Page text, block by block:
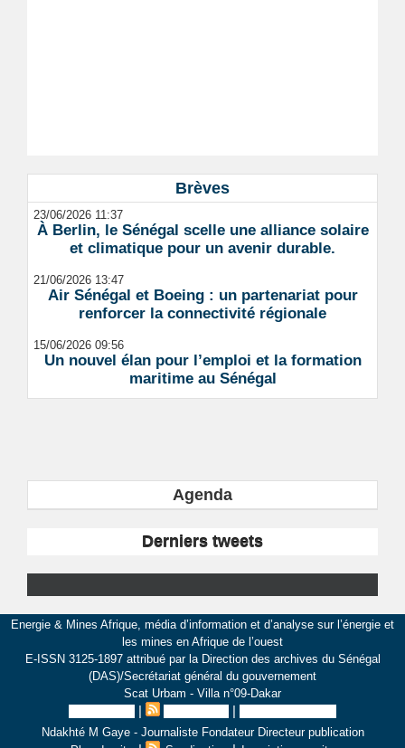
Brèves
23/06/2026 11:37
À Berlin, le Sénégal scelle une alliance solaire
et climatique pour un avenir durable.
21/06/2026 13:47
Air Sénégal et Boeing : un partenariat pour
renforcer la connectivité régionale
15/06/2026 09:56
Un nouvel élan pour l’emploi et la formation
maritime au Sénégal
Agenda
Derniers tweets
Energie & Mines Afrique, média d’information et d’analyse sur l’énergie et
les mines en Afrique de l’ouest
E-ISSN 3125-1897 attribué par la Direction des archives du Sénégal
(DAS)/Secrétariat général du gouvernement
Scat Urbam - Villa n°09-Dakar
| |
Ndakhté M Gaye - Journaliste Fondateur Directeur publication